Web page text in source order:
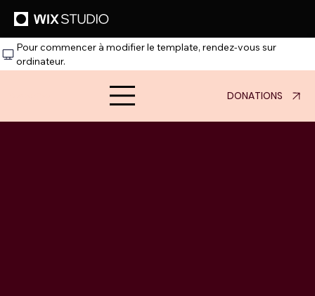
Pour commencer à modifier le template, rendez‑vous sur
ordinateur.